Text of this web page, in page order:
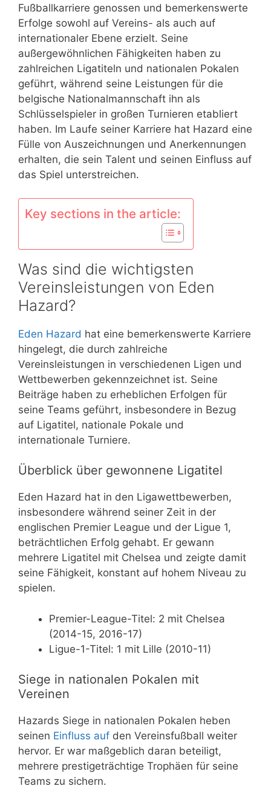
Fußballkarriere genossen und bemerkenswerte
Erfolge sowohl auf Vereins- als auch auf
internationaler Ebene erzielt. Seine
außergewöhnlichen Fähigkeiten haben zu
zahlreichen Ligatiteln und nationalen Pokalen
geführt, während seine Leistungen für die
belgische Nationalmannschaft ihn als
Schlüsselspieler in großen Turnieren etabliert
haben. Im Laufe seiner Karriere hat Hazard eine
Fülle von Auszeichnungen und Anerkennungen
erhalten, die sein Talent und seinen Einfluss auf
das Spiel unterstreichen.
Key sections in the article:
Was sind die wichtigsten
Vereinsleistungen von Eden
Hazard?
Eden Hazard hat eine bemerkenswerte Karriere
hingelegt, die durch zahlreiche
Vereinsleistungen in verschiedenen Ligen und
Wettbewerben gekennzeichnet ist. Seine
Beiträge haben zu erheblichen Erfolgen für
seine Teams geführt, insbesondere in Bezug
auf Ligatitel, nationale Pokale und
internationale Turniere.
Überblick über gewonnene Ligatitel
Eden Hazard hat in den Ligawettbewerben,
insbesondere während seiner Zeit in der
englischen Premier League und der Ligue 1,
beträchtlichen Erfolg gehabt. Er gewann
mehrere Ligatitel mit Chelsea und zeigte damit
seine Fähigkeit, konstant auf hohem Niveau zu
spielen.
Premier-League-Titel: 2 mit Chelsea
(2014-15, 2016-17)
Ligue-1-Titel: 1 mit Lille (2010-11)
Siege in nationalen Pokalen mit
Vereinen
Hazards Siege in nationalen Pokalen heben
seinen Einfluss auf den Vereinsfußball weiter
hervor. Er war maßgeblich daran beteiligt,
mehrere prestigeträchtige Trophäen für seine
Teams zu sichern.